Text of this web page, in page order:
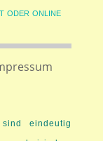
oder online
eindeutig